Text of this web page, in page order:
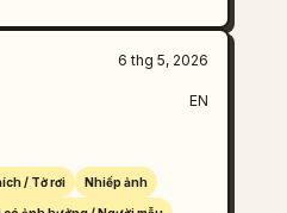
6 thg 5, 2026
EN
/ Tờ rơi Nhiếp ảnh